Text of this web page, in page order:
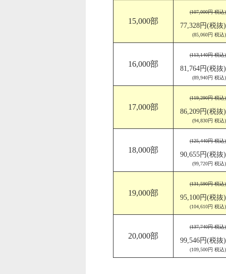
15,000部
(107,000円 税込)
77,328円(税抜)
(85,060円 税込)
16,000部
(113,140円 税込)
81,764円(税抜)
(89,940円 税込)
17,000部
(119,290円 税込)
86,209円(税抜)
(94,830円 税込)
18,000部
(125,440円 税込)
90,655円(税抜)
(99,720円 税込)
19,000部
(131,590円 税込)
95,100円(税抜)
(104,610円 税込)
20,000部
(137,740円 税込)
99,546円(税抜)
(109,500円 税込)